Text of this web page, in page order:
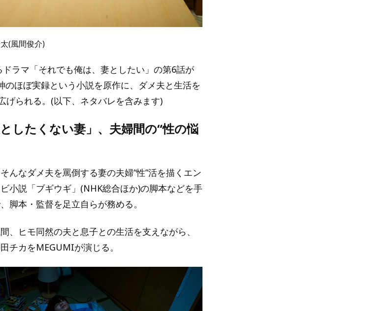
(風間俊介)
ラマ「それでも俺は、妻としたい」の第6話が
ほぼ実録という小説を原作に、ダメ夫と生活を
げられる。(以下、ネタバレを含みます)
したくない妻」、夫婦間の“性の悩
んなダメ夫を罵倒する妻の夫婦“性”活を描くエン
小説「ブギウギ」(NHK総合ほか)の脚本などを手
脚本・監督を足立自らが務める。
、ヒモ同然の夫と息子との生活を支えながら、
チカをMEGUMIが演じる。